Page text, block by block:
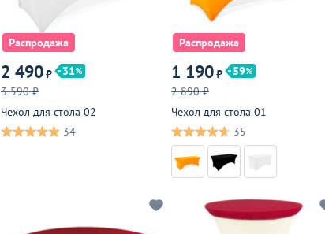
Распродажа
2 490₽
31
3 590 ₽
Чехол для стола 02
34
Распродажа
1 190₽
59
2 890 ₽
Чехол для стола 01
35